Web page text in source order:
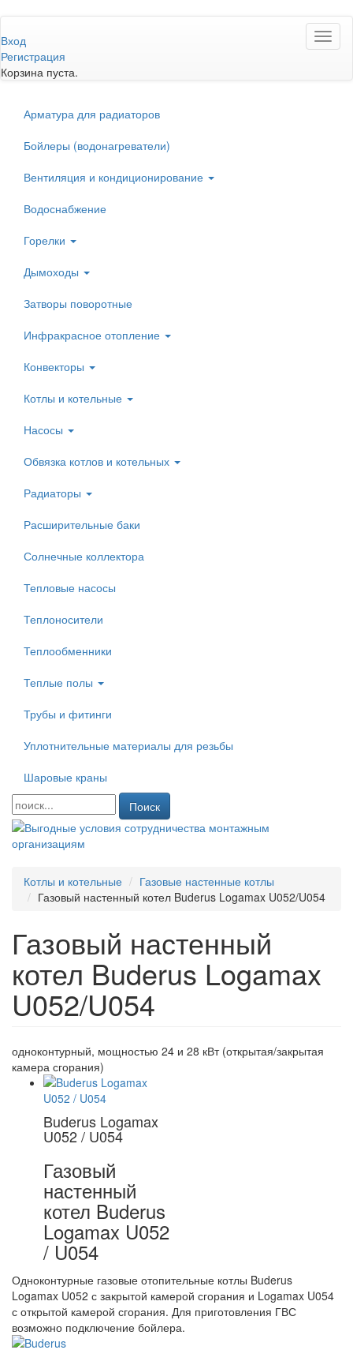
к
основному
содержанию
Вход
Регистрация
Корзина пуста.
Арматура для радиаторов
Бойлеры (водонагреватели)
Вентиляция и кондиционирование
Водоснабжение
Горелки
Дымоходы
Затворы поворотные
Инфракрасное отопление
Конвекторы
Котлы и котельные
Насосы
Обвязка котлов и котельных
Радиаторы
Расширительные баки
Солнечные коллектора
Тепловые насосы
Теплоносители
Теплообменники
Теплые полы
Трубы и фитинги
Уплотнительные материалы для резьбы
Шаровые краны
Поиск
Котлы и котельные
Газовые настенные котлы
Газовый настенный котел Buderus Logamax U052/U054
Газовый настенный
котел Buderus Logamax
U052/U054
одноконтурный, мощностью 24 и 28 кВт (открытая/закрытая
камера сгорания)
Buderus Logamax
U052 / U054
Газовый
настенный
котел Buderus
Logamax U052
/ U054
Одноконтурные газовые отопительные котлы Buderus
Logamax U052 с закрытой камерой сгорания и Logamax U054
с открытой камерой сгорания. Для приготовления ГВС
возможно подключение бойлера.